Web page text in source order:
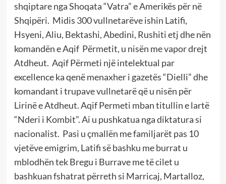
shqiptare nga Shoqata “Vatra” e Amerikës për në
Shqipëri. Midis 300 vullnetarëve ishin Latifi,
Hsyeni, Aliu, Bektashi, Abedini, Rushiti etj dhe nën
komandën e Aqif Përmetit, u nisën me vapor drejt
Atdheut. Aqif Përmeti një intelektual par
excellence ka qenë menaxher i gazetës “Dielli” dhe
komandant i trupave vullnetarë që u nisën për
Lirinë e Atdheut. Aqif Permeti mban titullin e lartë
“Nderi i Kombit”. Ai u pushkatua nga diktatura si
nacionalist. Pasi u çmallën me familjarët pas 10
vjetëve emigrim, Latifi së bashku me burrat u
mblodhën tek Bregu i Burrave me të cilet u
bashkuan fshatrat përreth si Marricaj, Martalloz,